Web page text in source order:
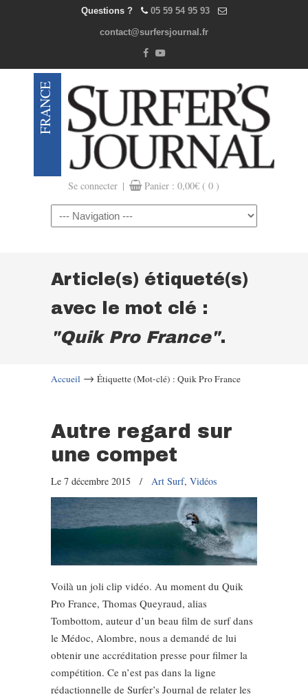
Questions ? 05 59 54 95 93
contact@surfersjournal.fr
Se connecter | Panier : 0,00€ ( 0 )
Navigation
Article(s) étiqueté(s)
avec le mot clé :
"Quik Pro France".
Accueil → Étiquette (Mot-clé) : Quik Pro France
Autre regard sur
une compet
Le 7 décembre 2015 / Art Surf, Vidéos
Voilà un joli clip vidéo. Au moment du Quik
Pro France, Thomas Queyraud, alias
Tombottom, auteur d’un beau film de surf dans
le Médoc, Alombre, nous a demandé de lui
obtenir une accréditation presse pour filmer la
compétition. Ce n’est pas dans la ligne
rédactionnelle de Surfer’s Journal de relater les